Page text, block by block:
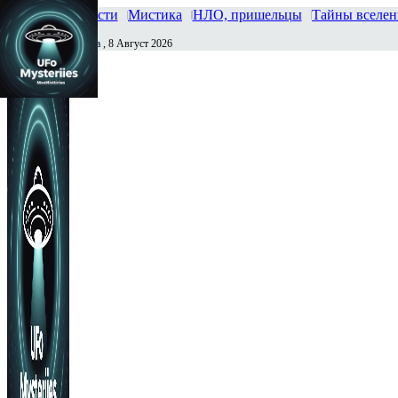
Главная Новости Мистика НЛО, пришельцы Тайны
Сегодня Суббота , 8 Август 2026